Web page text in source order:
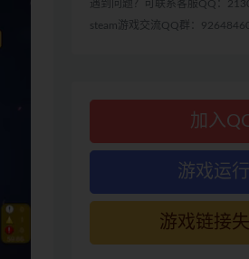
遇到问题？可联系客服QQ：
steam游戏交流QQ群：
加入
游戏运
游戏链接